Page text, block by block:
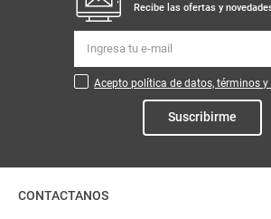
Recibe las ofertas y
Acepto política de datos, términos
Suscribirme
CONTACTANOS